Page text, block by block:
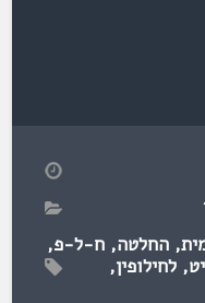
,החלטה,ח-ל-פ,
,לחילופין,